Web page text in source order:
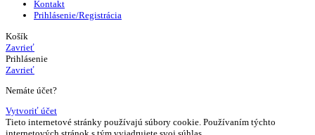
Kontakt
Prihlásenie/Registrácia
Košík
Zavrieť
Prihlásenie
Zavrieť
Nemáte účet?
Vytvoriť účet
Tieto internetové stránky používajú súbory cookie. Používaním týchto